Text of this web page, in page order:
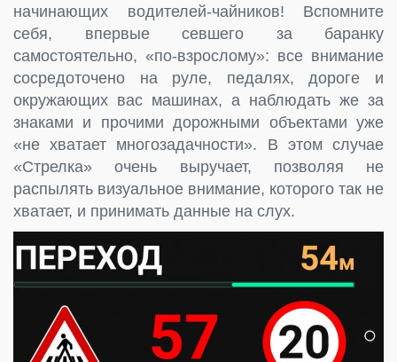
начинающих водителей-чайников! Вспомните
себя, впервые севшего за баранку
самостоятельно, «по-взрослому»: все внимание
сосредоточено на руле, педалях, дороге и
окружающих вас машинах, а наблюдать же за
знаками и прочими дорожными объектами уже
«не хватает многозадачности». В этом случае
«Стрелка» очень выручает, позволяя не
распылять визуальное внимание, которого так не
хватает, и принимать данные на слух.